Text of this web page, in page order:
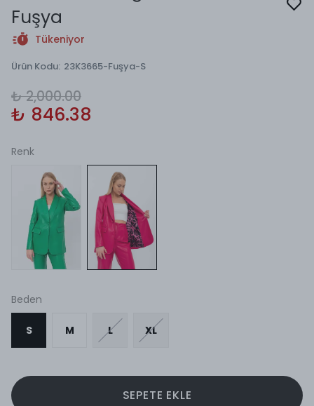
Fuşya
Tükeniyor
Ürün Kodu: 23K3665-Fuşya-S
₺ 2,000.00
₺ 846.38
Renk
Beden
S M L XL
SEPETE EKLE